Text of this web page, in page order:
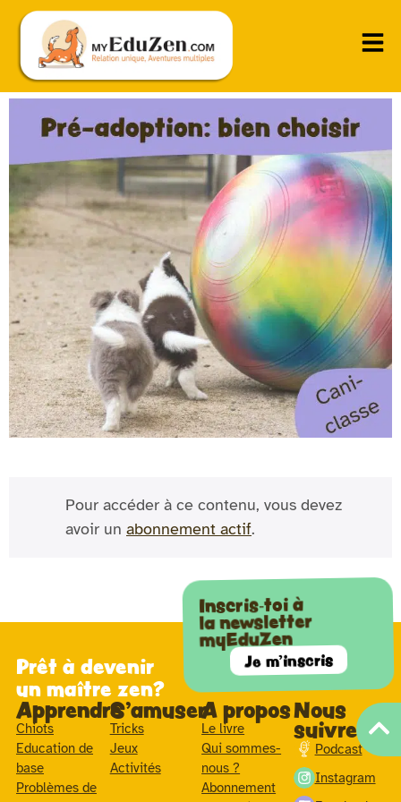
Casting de chien : comment bien choisir son futur
chien ?
Pour accéder à ce contenu, vous devez
avoir un abonnement actif.
Prêt à devenir
un maître zen?
Inscris-toi à
la newsletter
myEduZen
Je m'inscris
Apprendre
Chiots
Education de
base
Problèmes de
S'amuser
Tricks
Jeux
Activités
A propos
Le livre
Qui sommes-
nous ?
Abonnement
Nous
suivre
Podcast
Instagram